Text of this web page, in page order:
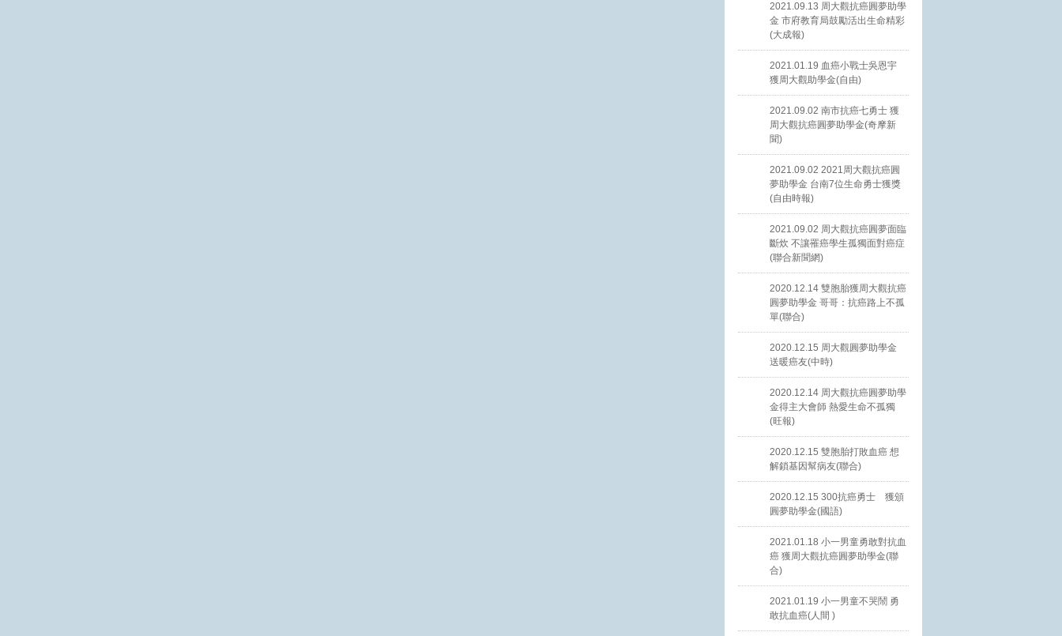
2021.09.13 周大觀抗癌圓夢助學
金 市府教育局鼓勵活出生命精彩
(大成報)
2021.01.19 血癌小戰士吳恩宇
獲周大觀助學金(自由)
2021.09.02 南市抗癌七勇士 獲
周大觀抗癌圓夢助學金(奇摩新
聞)
2021.09.02 2021周大觀抗癌圓
夢助學金 台南7位生命勇士獲獎
(自由時報)
2021.09.02 周大觀抗癌圓夢面臨
斷炊 不讓罹癌學生孤獨面對癌症
(聯合新聞網)
2020.12.14 雙胞胎獲周大觀抗癌
圓夢助學金 哥哥：抗癌路上不孤
單(聯合)
2020.12.15 周大觀圓夢助學金
送暖癌友(中時)
2020.12.14 周大觀抗癌圓夢助學
金得主大會師 熱愛生命不孤獨
(旺報)
2020.12.15 雙胞胎打敗血癌 想
解鎖基因幫病友(聯合)
2020.12.15 300抗癌勇士 獲頒
圓夢助學金(國語)
2021.01.18 小一男童勇敢對抗血
癌 獲周大觀抗癌圓夢助學金(聯
合)
2021.01.19 小一男童不哭鬧 勇
敢抗血癌(人間 )